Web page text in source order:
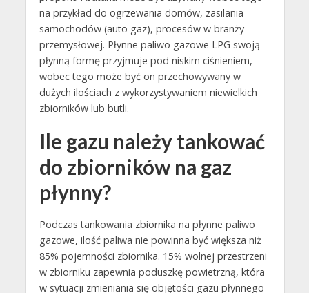
na przykład do ogrzewania domów, zasilania
samochodów (auto gaz), procesów w branży
przemysłowej. Płynne paliwo gazowe LPG swoją
płynną formę przyjmuje pod niskim ciśnieniem,
wobec tego może być on przechowywany w
dużych ilościach z wykorzystywaniem niewielkich
zbiorników lub butli.
Ile gazu należy tankować
do zbiorników na gaz
płynny?
Podczas tankowania zbiornika na płynne paliwo
gazowe, ilość paliwa nie powinna być większa niż
85% pojemności zbiornika. 15% wolnej przestrzeni
w zbiorniku zapewnia poduszkę powietrzną, która
w sytuacji zmieniania się objętości gazu płynnego